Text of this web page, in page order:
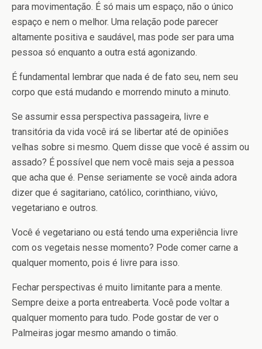
para movimentação. É só mais um espaço, não o único
espaço e nem o melhor. Uma relação pode parecer
altamente positiva e saudável, mas pode ser para uma
pessoa só enquanto a outra está agonizando.
É fundamental lembrar que nada é de fato seu, nem seu
corpo que está mudando e morrendo minuto a minuto.
Se assumir essa perspectiva passageira, livre e
transitória da vida você irá se libertar até de opiniões
velhas sobre si mesmo. Quem disse que você é assim ou
assado? É possível que nem você mais seja a pessoa
que acha que é. Pense seriamente se você ainda adora
dizer que é sagitariano, católico, corinthiano, viúvo,
vegetariano e outros.
Você é vegetariano ou está tendo uma experiência livre
com os vegetais nesse momento? Pode comer carne a
qualquer momento, pois é livre para isso.
Fechar perspectivas é muito limitante para a mente.
Sempre deixe a porta entreaberta. Você pode voltar a
qualquer momento para tudo. Pode gostar de ver o
Palmeiras jogar mesmo amando o timão.